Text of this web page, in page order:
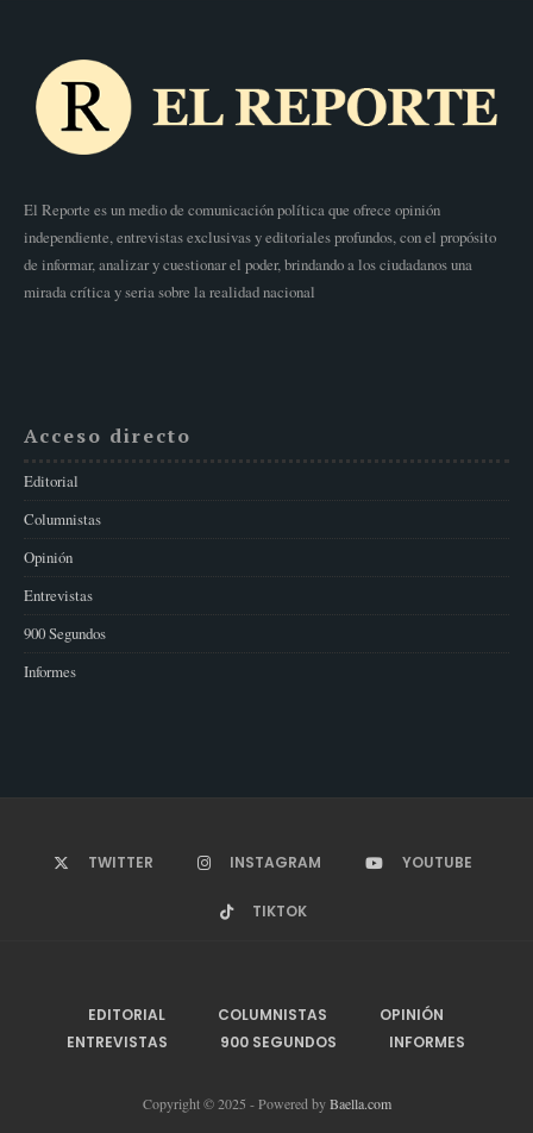
El Reporte es un medio de comunicación política que ofrece opinión
independiente, entrevistas exclusivas y editoriales profundos, con el propósito
de informar, analizar y cuestionar el poder, brindando a los ciudadanos una
mirada crítica y seria sobre la realidad nacional
Acceso directo
Editorial
Columnistas
Opinión
Entrevistas
900 Segundos
Informes
TWITTER INSTAGRAM YOUTUBE
TIKTOK
EDITORIAL COLUMNISTAS
OPINIÓN
ENTREVISTAS
900 SEGUNDOS INFORMES
Copyright © 2025 - Powered byBaella.com